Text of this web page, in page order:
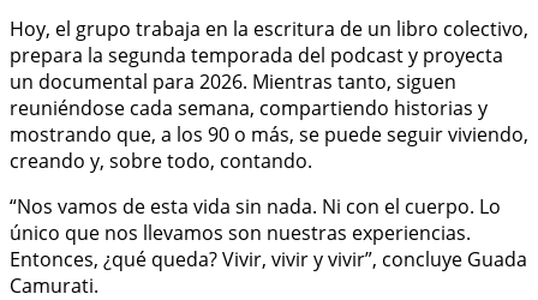
Hoy, el grupo trabaja en la escritura de un libro colectivo,
prepara la segunda temporada del podcast y proyecta
un documental para 2026. Mientras tanto, siguen
reuniéndose cada semana, compartiendo historias y
mostrando que, a los 90 o más, se puede seguir viviendo,
creando y, sobre todo, contando.
“Nos vamos de esta vida sin nada. Ni con el cuerpo. Lo
único que nos llevamos son nuestras experiencias.
Entonces, ¿qué queda? Vivir, vivir y vivir”, concluye Guada
Camurati.